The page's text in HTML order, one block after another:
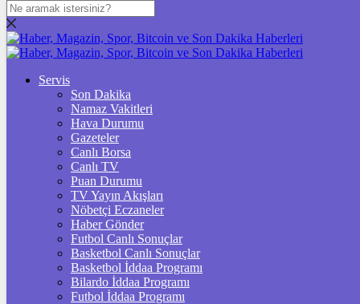
DOLAR
47,7077$% 0.17
% 0.12
STERLİN
% 0.07
GRAM ALTIN
%2,14
ÇEYREK ALTIN
10.838,00%1,93
TAM ALTIN
Servis
Son Dakika
Namaz Vakitleri
Hava Durumu
Gazeteler
Canlı Borsa
Canlı TV
Puan Durumu
TV Yayın Akışları
Nöbetçi Eczaneler
Haber Gönder
Futbol Canlı Sonuçlar
Basketbol Canlı Sonuçlar
Basketbol İddaa Programı
Bilardo İddaa Programı
Futbol İddaa Programı